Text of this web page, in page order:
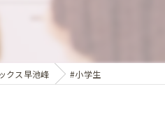
クス早池峰 #小学生